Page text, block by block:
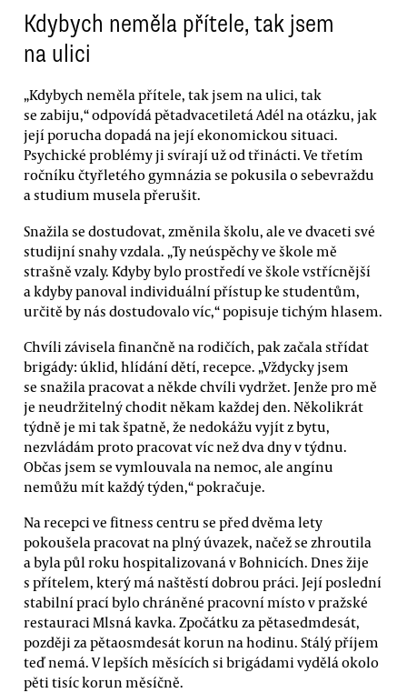
Kdybych neměla přítele, tak jsem
na ulici
„Kdybych neměla přítele, tak jsem na ulici, tak
se zabiju,“ odpovídá pětadvacetiletá Adél na otázku, jak
její porucha dopadá na její ekonomickou situaci.
Psychické problémy ji svírají už od třinácti. Ve třetím
ročníku čtyřletého gymnázia se pokusila o sebevraždu
a studium musela přerušit.
Snažila se dostudovat, změnila školu, ale ve dvaceti své
studijní snahy vzdala. „Ty neúspěchy ve škole mě
strašně vzaly. Kdyby bylo prostředí ve škole vstřícnější
a kdyby panoval individuální přístup ke studentům,
určitě by nás dostudovalo víc,“ popisuje tichým hlasem.
Chvíli závisela finančně na rodičích, pak začala střídat
brigády: úklid, hlídání dětí, recepce. „Vždycky jsem
se snažila pracovat a někde chvíli vydržet. Jenže pro mě
je neudržitelný chodit někam každej den. Několikrát
týdně je mi tak špatně, že nedokážu vyjít z bytu,
nezvládám proto pracovat víc než dva dny v týdnu.
Občas jsem se vymlouvala na nemoc, ale angínu
nemůžu mít každý týden,“ pokračuje.
Na recepci ve fitness centru se před dvěma lety
pokoušela pracovat na plný úvazek, načež se zhroutila
a byla půl roku hospitalizovaná v Bohnicích. Dnes žije
s přítelem, který má naštěstí dobrou práci. Její poslední
stabilní prací bylo chráněné pracovní místo v pražské
restauraci Mlsná kavka. Zpočátku za pětasedmdesát,
později za pětaosmdesát korun na hodinu. Stálý příjem
teď nemá. V lepších měsících si brigádami vydělá okolo
pěti tisíc korun měsíčně.